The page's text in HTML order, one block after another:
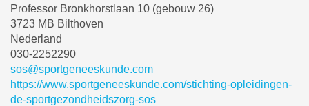
Professor Bronkhorstlaan 10 (gebouw 26)
3723 MB Bilthoven
Nederland
030-2252290
sos@sportgeneeskunde.com
https://www.sportgeneeskunde.com/stichting-opleidingen-
de-sportgezondheidszorg-sos